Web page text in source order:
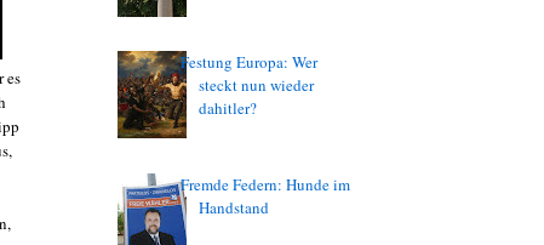
es
Festung Europa: Wer
steckt nun wieder
dahitler?
Fremde Federn: Hunde im
Handstand